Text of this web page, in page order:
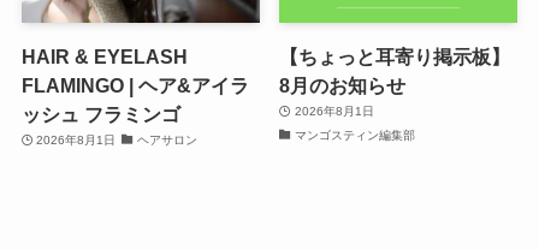
HAIR & EYELASH
FLAMINGO | ヘア&アイラ
ッシュ フラミンゴ
2026年8月1日 ヘアサロン
【ちょっと耳寄り掲示板】
8月のお知らせ
2026年8月1日
マンゴスティン編集部